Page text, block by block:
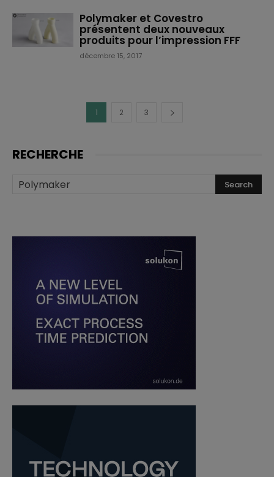
Polymaker et Covestro
présentent deux nouveaux
produits pour l’impression FFF
décembre 15, 2017
1 2 3
RECHERCHE